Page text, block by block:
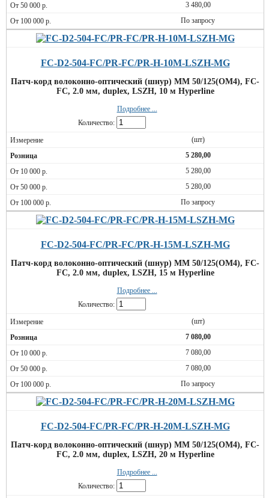
3 480,00
По запросу
FC-D2-504-FC/PR-FC/PR-H-10M-LSZH-MG
Патч-корд волоконно-оптический (шнур) MM 50/125(OM4), FC-
FC, 2.0 мм, duplex, LSZH, 10 м Hyperline
Подробнее ...
Количество:
(шт)
5 280,00
5 280,00
5 280,00
По запросу
FC-D2-504-FC/PR-FC/PR-H-15M-LSZH-MG
Патч-корд волоконно-оптический (шнур) MM 50/125(OM4), FC-
FC, 2.0 мм, duplex, LSZH, 15 м Hyperline
Подробнее ...
Количество:
(шт)
7 080,00
7 080,00
7 080,00
По запросу
FC-D2-504-FC/PR-FC/PR-H-20M-LSZH-MG
Патч-корд волоконно-оптический (шнур) MM 50/125(OM4), FC-
FC, 2.0 мм, duplex, LSZH, 20 м Hyperline
Подробнее ...
Количество: